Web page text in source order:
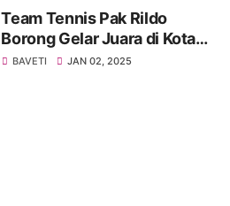
Team Tennis Pak Rildo
Borong Gelar Juara di Kota
Atlas
BAVETI JAN 02, 2025